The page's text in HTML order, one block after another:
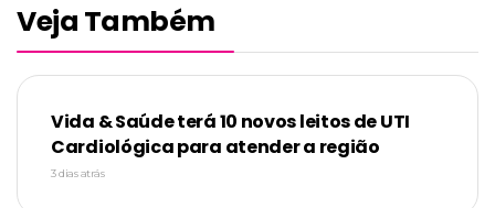
Veja Também
Vida & Saúde terá 10 novos leitos de UTI
Cardiológica para atender a região
3 dias atrás